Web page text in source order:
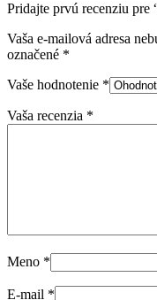
Pridajte prvú recenziu
Vaša e-mailová adresa
označené *
Vaše hodnotenie *
Vaša recenzia *
Meno *
E-mail *